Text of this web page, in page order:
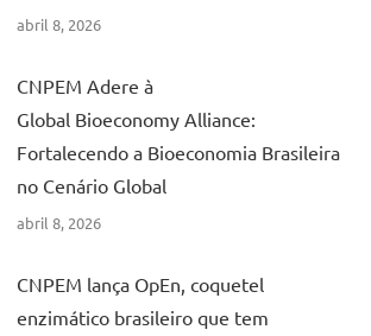
abril 8, 2026
CNPEM Adere à
Global Bioeconomy Alliance:
Fortalecendo a Bioeconomia Brasileira
no Cenário Global
abril 8, 2026
CNPEM lança OpEn, coquetel
enzimático brasileiro que tem